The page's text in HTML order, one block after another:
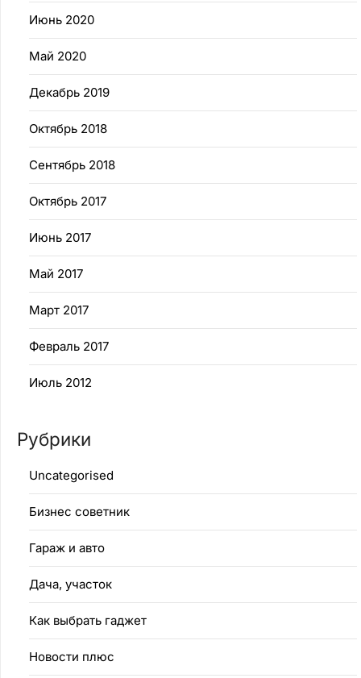
Июнь 2020
Май 2020
Декабрь 2019
Октябрь 2018
Сентябрь 2018
Октябрь 2017
Июнь 2017
Май 2017
Март 2017
Февраль 2017
Июль 2012
Рубрики
Uncategorised
Бизнес советник
Гараж и авто
Дача, участок
Как выбрать гаджет
Новости плюс